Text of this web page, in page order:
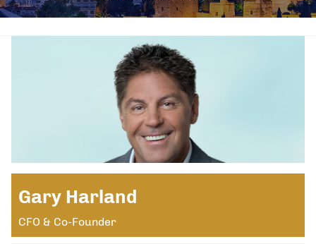
Gary Harland
CFO & Co-Founder